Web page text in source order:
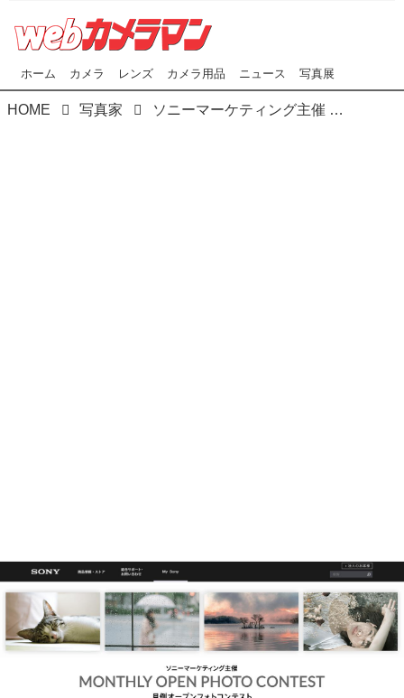
ホーム カメラ レンズ カメラ用品 ニュース 写真展
HOME 写真家 ソニーマーケティング主催 「第2回 月例オープンフォトコンテスト」作品募集中！